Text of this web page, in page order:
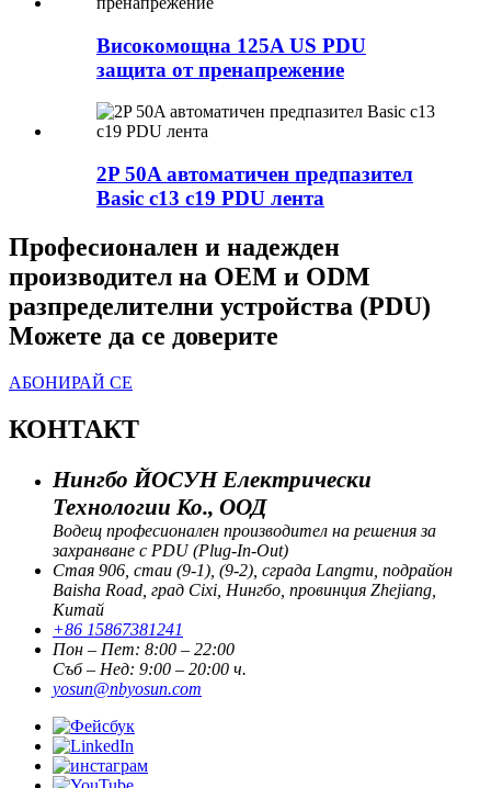
Високомощна 125A US PDU
защита от пренапрежение
2P 50A автоматичен предпазител
Basic c13 c19 PDU лента
Професионален и надежден
производител на OEM и ODM
разпределителни устройства (PDU)
Можете да се доверите
АБОНИРАЙ СЕ
КОНТАКТ
Нингбо ЙОСУН Електрически
Технологии Ко., ООД
Водещ професионален производител на решения за
захранване с PDU (Plug-In-Out)
Стая 906, стаи (9-1), (9-2), сграда Langmu, подрайон
Baisha Road, град Cixi, Нингбо, провинция Zhejiang,
Китай
+86 15867381241
Пон – Пет: 8:00 – 22:00
Съб – Нед: 9:00 – 20:00 ч.
yosun@nbyosun.com